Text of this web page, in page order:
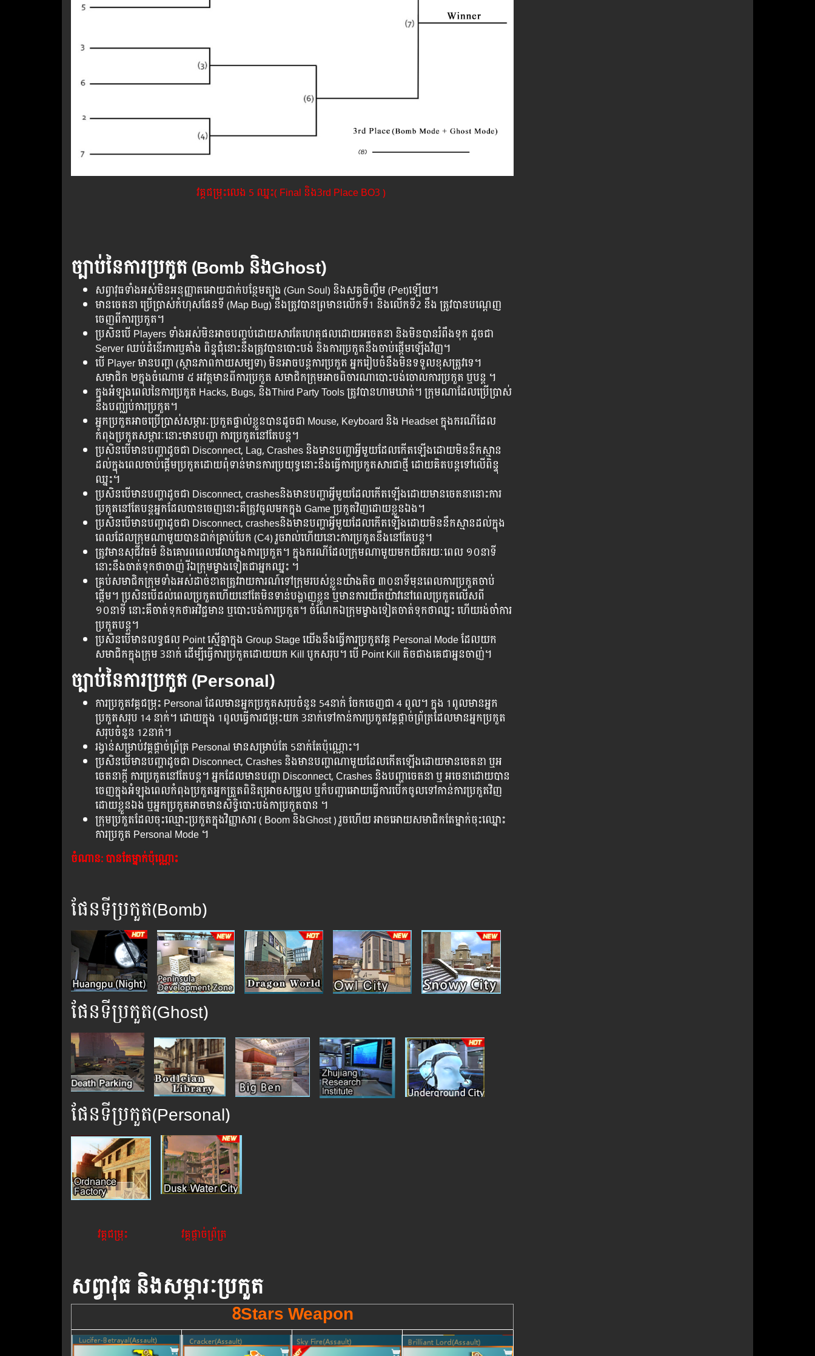
វគ្គជម្រុះលេង 5 ឈ្នះ​( Final និង3rd Place BO3 )
ច្បាប់នៃការប្រកួត (Bomb និងGhost)
សព្វាវុធទាំងអស់មិនអនុញ្ញាតអោយដាក់បន្ថែមត្បូង (Gun Soul) និង​សត្វចិញ្ចឹម (Pet)​ឡើយ។
មានចេតនា ប្រើប្រាស់កំហុសផែនទី (Map Bug) នឹងត្រូវបានព្រមានលើកទី1 និងលើកទី2 នឹង ត្រូវ​បាន​បណ្តេញ
ចេញពីការប្រកួត។
ប្រសិនបើ Players ទាំង​អស់​មិន​អាច​បញ្ចប់​ដោយ​សារ​តែ​ហេតុ​ផល​ដោយ​អចេតនា និង​មិន​បាន​​រំពឹង​ទុក ដូច​ជា
Server ​ឈប់​​​​ដំនើរ​​ការ​​ឬ​គាំង​ ពិន្ទុ​​ជុំ​​នោះ​នឹង​ត្រូវ​បាន​បោះ​បង់​ និង​ការ​ប្រកួត​នឹង​ចាប់​ផ្តើម​ឡើង​វិញ។
​បើ​ Player មាន​បញ្ហា (ស្ថានភាពកាយសម្បទា) មិន​អាច​បន្ត​​ការ​ប្រកួត អ្នក​​រៀប​ចំ​នឹង​​មិន​ទទួល​​ខុស​ត្រូវ​ទេ។ ​
សមាជិក ២ក្នុងចំណោម ៥ អវត្តមានពីការប្រកួត​ សមាជិកក្រុមអាចពិចារណាបោះបង់ចោលការប្រកួត ឬបន្ត ។
ក្នុង​អំឡុង​ពេល​នៃ​ការ​ប្រកួត​ Hacks, Bugs, និងThird Party Tools ត្រូវបានហាមឃាត់។ ក្រុម​ណា​ដែល​ប្រើ​ប្រាស់​
នឹង​បញ្ឈប់​ការ​ប្រកួត​។
អ្នក​ប្រកួត​អាច​ប្រើ​ប្រាស់​សម្ភារៈប្រកួត​ផ្ទាល់​ខ្លួន​បាន​ដូច​ជា​ Mouse, Keyboard និង​ Headset ក្នុង​ករណី​ដែល​
កំពុង​ប្រកួតសម្ភារៈ​នោះ​មាន​បញ្ហា​ ការ​ប្រកួត​នៅ​តែ​បន្ត​។
ប្រសិន​បើ​មាន​បញ្ហា​ដូចជា​ Disconnect, Lag, Crashes និង​មាន​បញ្ហា​អ្វី​មួយ​ដែល​កើត​ឡើង​ដោយ​មិន​នឹក​ស្មាន​
ដល់​ក្នុង​ពេលចាប់ផ្ដើម​​ប្រកួត​ដោយ​ពុំទាន់​មាន​ការ​ប្រយុទ្ធ​នោះនឹង​ធ្វើ​ការ​ប្រកួត​សារ​ជាថ្មី​ ដោយ​គិត​បន្ត​ទៅ​លើ​ពិន្ទុ​
ឈ្នះ​។
ប្រសិន​បើ​មាន​បញ្ហា​ដូចជា​ Disconnect, crashesនិង​មាន​បញ្ហា​អ្វី​មួយ​ដែល​កើត​ឡើង​ដោយមានចេតនានោះការ​
ប្រកួត​នៅ​តែ​បន្ត​​អ្នក​ដែលបានចេញនោះគឹត្រូវចូលមកក្នុង Game ​ប្រកួត​វិញ​ដោយខ្លួនឯង។
ប្រសិន​បើ​មាន​បញ្ហា​ដូចជា​ Disconnect, crashesនិង​មាន​បញ្ហា​អ្វី​មួយ​ដែល​កើត​ឡើង​ដោយ​មិន​នឹក​ស្មាន​ដល់​ក្នុង​
ពេលដែល​ក្រុម​ណា​មួយបាន​ដាក់​គ្រាប់បែក (C4)​ រួចរាល់ហើយ​នោះការ​ប្រកួត​នឹងនៅតែបន្ដ។
ត្រូវ​មាន​សុជីវធម៌​ និងគោរព​ពេលវេលា​ក្នុង​ការ​ប្រកួត​។ ក្នុង​ករណី​ដែល​ក្រុម​ណាមួយ​មក​យឺត​រយៈពេល​ ១០នាទី​
នោះ​នឹង​ចាត់​ទុក​ថា​ចាញ់​ រី​ឯក្រុម​ម្ខាង​ទៀត​ជា​អ្នក​ឈ្នះ​ ។
គ្រប់​សមាជិក​ក្រុម​ទាំងអស់​ដាច់ខាត​ត្រូវ​រាយ​ការណ៍​ទៅ​ក្រុម​របស់​ខ្លួន​យ៉ាង​តិច​ ៣០នាទីមុន​ពេល​ការ​ប្រកួត​ចាប់​
ផ្តើម។ ប្រសិន​បើ​​ដល់​ពេល​ប្រកួត​ហើយ​នៅ​តែមិន​ទាន់​បង្ហាញ​ខ្លួន​ ឬមាន​ការ​យឺតយ៉ាវ​នៅ​ពេល​ប្រកួតលើស​ពី​
១០នាទី​ នោះ​គឺ​​ចាត់ទុក​ថាអវិជ្ជមាន ឬ​បោះ​បង់​ការ​ប្រកួត​។ ចំណែក​ឯ​ក្រុម​ម្ខាង​ទៀត​ចាត់​ទុក​ថា​ឈ្នះ​ ហើយ​រង់ចាំ​ការ​
ប្រកួត​បន្ត។
ប្រសិនបើមានលទ្ធផល Point ស្មើគ្នាក្នុង Group Stage យើងនឹងធ្វើការប្រកួតវគ្គ Personal Mode ដែលយក
សមាជិកក្នុងក្រុម 3នាក់ ដើម្បីធ្វើការប្រកួតដោយយក Kill បូកសរុប។ បើ Point Kill តិចជាងគេជាអ្ននចាញ់។
ច្បាប់នៃការប្រកួត(Personal)
ការប្រកួតវគ្គជម្រុះ Personal ដែលមានអ្នកប្រកួតសរុបចំនួន 54នាក់ ចែកចេញជា 4 ពូល។ ក្នុង 1ពូលមានអ្នក
ប្រកួតសរុប 14 នាក់។ ដោយក្នុង 1ពូលធ្វើការជម្រុះយក 3នាក់ទៅកាន់ការប្រកួតវគ្គផ្តាច់ព្រ័ត្រដែលមានអ្នកប្រកួត
សរុបចំនួន 12នាក់។
រង្វាន់សម្រាប់វគ្គផ្ដាច់ព្រ័ត្រ Personal មានសម្រាប់តែ 5នាក់តែប៉ុណ្ណោះ។
ប្រសិន​បើ​មាន​បញ្ហា​ដូចជា​ Disconnect, Crashes និង​មាន​បញ្ហា​ណាមួយ​ដែល​កើត​ឡើង​ដោយមានចេតនា ឬអ
ចេតនាក្តី ការ​ប្រកួត​នៅ​តែ​បន្ត។​​ អ្នក​ដែលមានបញ្ហា​ Disconnect, Crashes និងបញ្ហាចេតនា​ ឬ អចេនាដោយបាន
ចេញក្នុងអំឡុងពេលកំពុងប្រកួតអ្នកត្រួតពិនិត្យអាចសម្រួល ឬក៏បញ្ជាអោយធ្វើការ​បើកចូលទៅកាន់ការប្រកួត​វិញ​
ដោយខ្លួនឯង ឬអ្នកប្រកួតអាចមានសិទ្ធិបោះបង់កាប្រកួតបាន ។
ក្រុមប្រកួតដែលចុះឈ្មោះប្រកួតក្នុងវិញ្ញាសារ ( Boom និងGhost ) រួចហើយ អាចអោយសមាជិក​តែម្នាក់ចុះឈ្នោះ
ការប្រកួត Personal Mode ។
ចំណាន:​ បាន​តែម្នាក់ប៉ុណ្ណោះ
ផែន​ទី​ប្រកួត(Bomb)
ផែន​ទី​ប្រកួត(Ghost)
ផែន​ទី​ប្រកួត(Personal)
វគ្គ​ជម្រុះ​ វគ្គ​ផ្ដាច់​ព្រ័ត្រ​
សព្វាវុធ និង​សម្ភារៈប្រកួត
8Stars Weapon